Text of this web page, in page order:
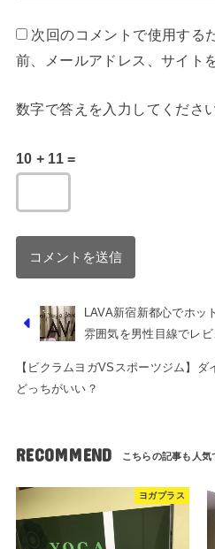
次回のコメントで使用する
前、メールアドレス、サイト
数字で答えを入力してくださ
10 + 11 =
LAVA新宿新都心でホッ
雰囲気を男性目線でレビ
【ビクラムヨガVSスポーツジム】ダ
どっちがいい？
RECOMMEND
ヨガプラス